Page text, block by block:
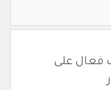
فعال على